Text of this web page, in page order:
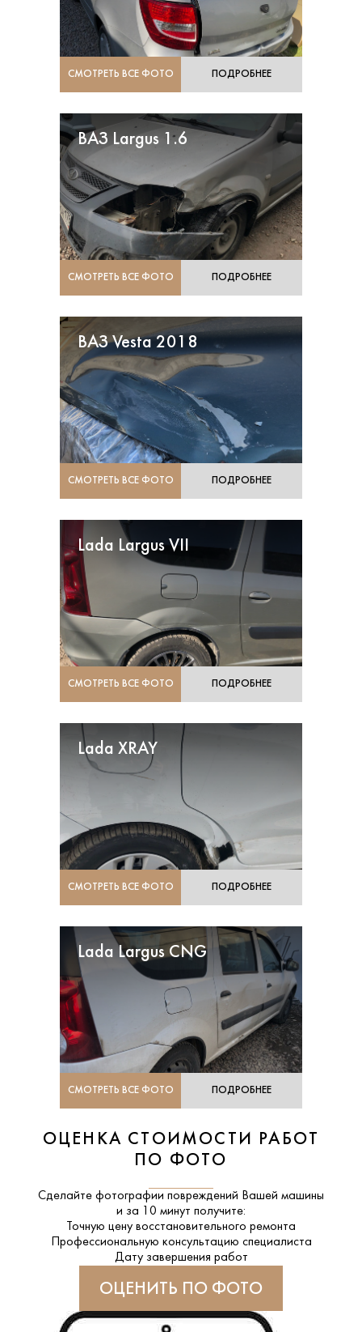
СМОТРЕТЬ ВСЕ ФОТО ПОДРОБНЕЕ
ВАЗ Largus 1.6
СМОТРЕТЬ ВСЕ ФОТО ПОДРОБНЕЕ
ВАЗ Vesta 2018
СМОТРЕТЬ ВСЕ ФОТО ПОДРОБНЕЕ
Lada Largus VII
СМОТРЕТЬ ВСЕ ФОТО ПОДРОБНЕЕ
Lada XRAY
СМОТРЕТЬ ВСЕ ФОТО ПОДРОБНЕЕ
Lada Largus CNG
СМОТРЕТЬ ВСЕ ФОТО ПОДРОБНЕЕ
ОЦЕНКА СТОИМОСТИ РАБОТ
ПО ФОТО
Сделайте фотографии повреждений Вашей машины
и за
10 минут получите:
Точную цену восстановительного ремонта
Профессиональную консультацию специалиста
Дату завершения работ
ОЦЕНИТЬ ПО ФОТО